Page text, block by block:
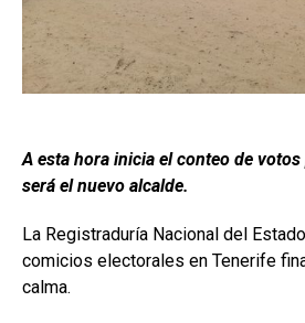
A esta hora inicia el conteo de
será el nuevo alcalde.
La Registraduría Nacional del
comicios electorales en Tenerife
calma.